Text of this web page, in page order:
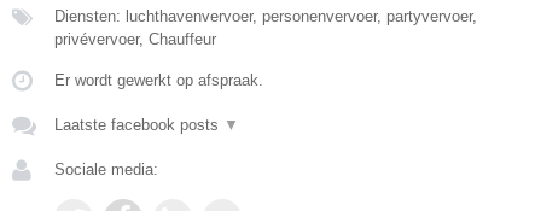
Diensten: luchthavenvervoer, personenvervoer, partyvervoer,
privévervoer, Chauffeur
Er wordt gewerkt op afspraak.
Laatste facebook posts ▼
Sociale media: